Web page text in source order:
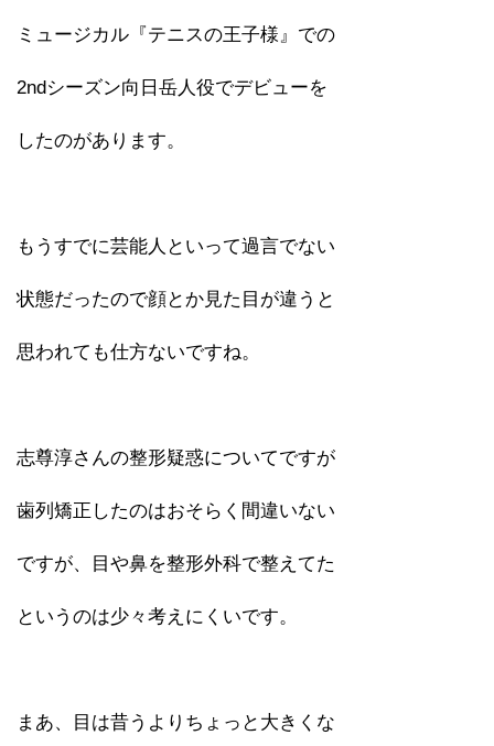
ミュージカル『テニスの王子様』での
2ndシーズン向日岳人役でデビューを
したのがあります。
もうすでに芸能人といって過言でない
状態だったので顔とか見た目が違うと
思われても仕方ないですね。
志尊淳さんの整形疑惑についてですが
歯列矯正したのはおそらく間違いない
ですが、目や鼻を整形外科で整えてた
というのは少々考えにくいです。
まあ、目は昔うよりちょっと大きくな